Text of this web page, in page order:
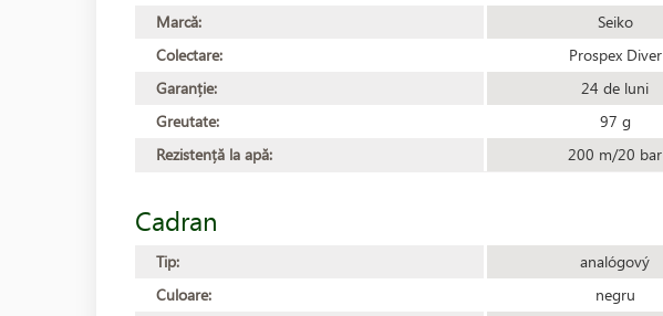
Marcă:
Seiko
Colectare:
Prospex Diver
Garanție:
24 de luni
Greutate:
97 g
Rezistență la apă:
200 m/20 bar
Cadran
Tip:
analógový
Culoare:
negru